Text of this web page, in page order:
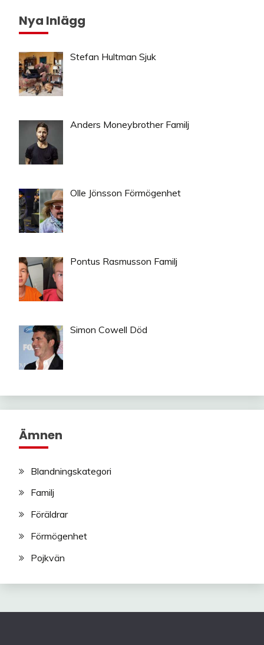
Nya Inlägg
Stefan Hultman Sjuk
Anders Moneybrother Familj
Olle Jönsson Förmögenhet
Pontus Rasmusson Familj
Simon Cowell Död
Ämnen
Blandningskategori
Familj
Föräldrar
Förmögenhet
Pojkvän